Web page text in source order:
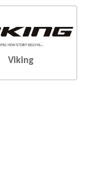
Viking